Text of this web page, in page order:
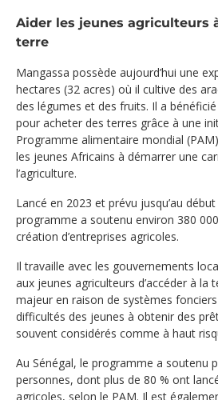
Aider les jeunes agriculteurs
terre
Mangassa possède aujourd’hui une
hectares (32 acres) où il cultive des
des légumes et des fruits. Il a
pour acheter des terres grâce à une
Programme alimentaire mondial
les jeunes Africains à démarrer une
l’agriculture.
Lancé en 2023 et prévu jusqu’au
programme a soutenu environ 380
création d’entreprises agricoles.
Il travaille avec les gouvernements
aux jeunes agriculteurs d’accéder à
majeur en raison de systèmes
difficultés des jeunes à obtenir des
souvent considérés comme à haut
Au Sénégal, le programme a soutenu
personnes, dont plus de 80 % ont
agricoles, selon le PAM. Il est